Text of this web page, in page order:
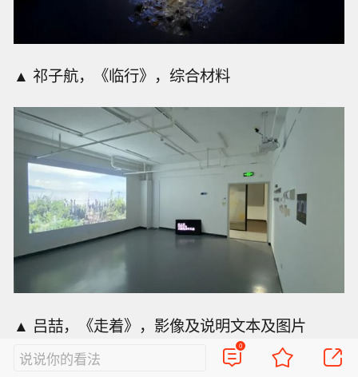
▲ 祁子航，《临行》，综合材料
▲ 吕喆，《走着》，影像及说明文本及图片
说说你的看法
0